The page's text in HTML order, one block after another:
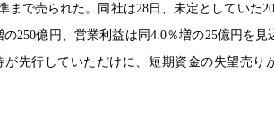
まで売られた。同社は28日、未定としていた
250億円、営業利益は同4.0％増の25億円を見
先行していただけに、短期資金の失望売り